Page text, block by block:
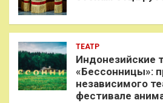
ТЕАТР
Индонезийские
«Бессонницы»:
независимого
фестивале